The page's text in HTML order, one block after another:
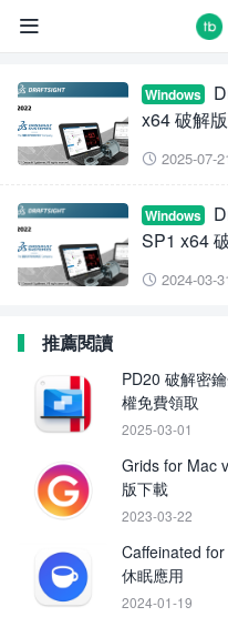
 DraftSight Enterprise
Windows
x64 破解
 2025-07-
Windows
SP1 x64
 2024-03-
推薦閱讀
PD20 破解密
權免費領取
2025-03-01
Grids for Mac
版下載
2023-03-22
Caffeinated
休眠應用
2024-01-19